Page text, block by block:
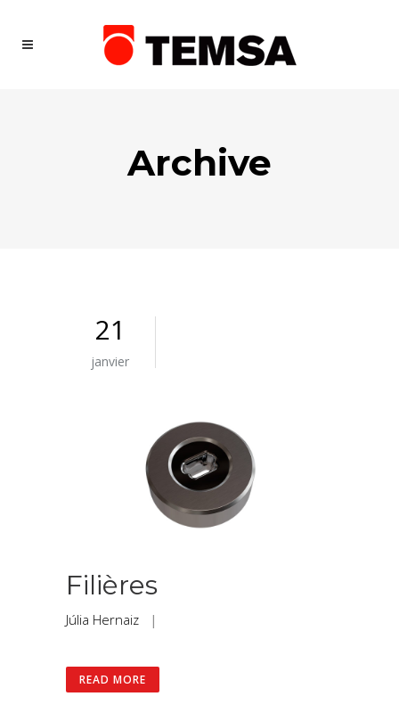
Archive
21
janvier
Filières
Júlia Hernaiz |
READ MORE